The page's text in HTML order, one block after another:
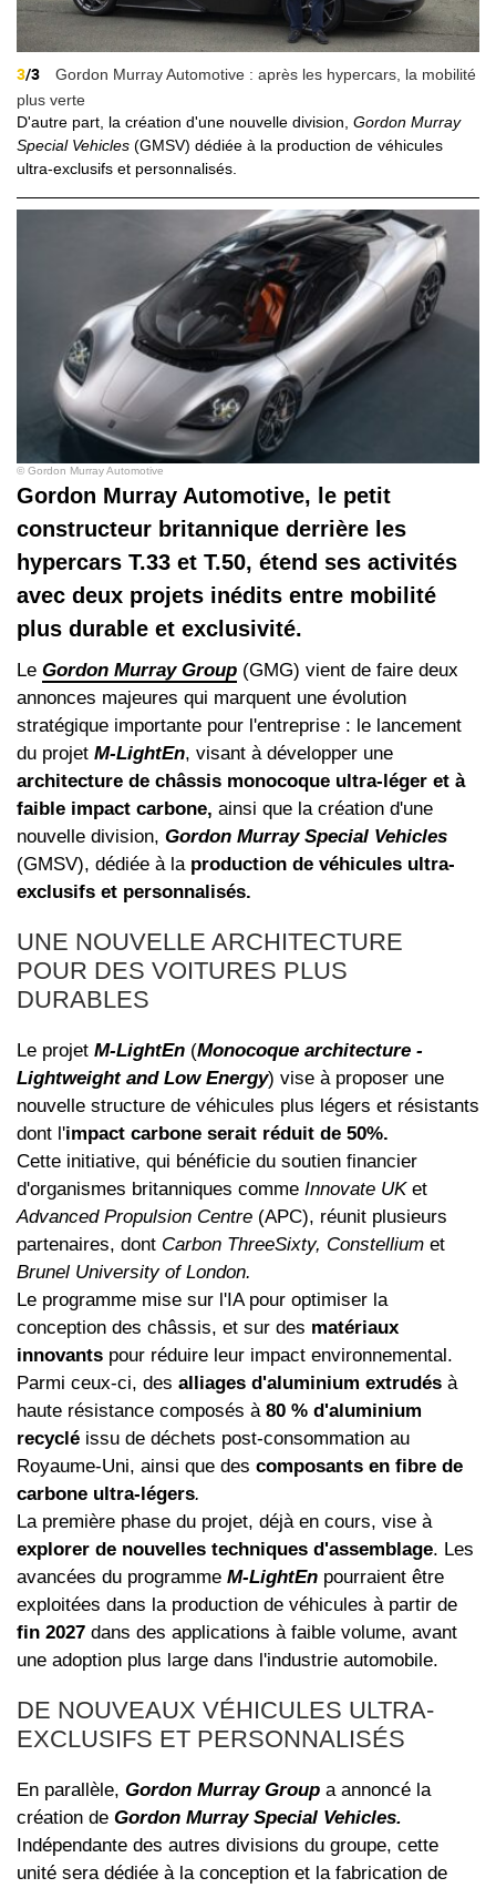
3/3
Gordon Murray Automotive : après les hypercars, la mobilité
plus verte
D'autre part, la création d'une nouvelle division, Gordon Murray
Special Vehicles (GMSV) dédiée à la production de véhicules
ultra-exclusifs et personnalisés.
© Gordon Murray Automotive
Gordon Murray Automotive, le petit
constructeur britannique derrière les
hypercars T.33 et T.50, étend ses activités
avec deux projets inédits entre mobilité
plus durable et exclusivité.
Le Gordon Murray Group (GMG) vient de faire deux
annonces majeures qui marquent une évolution
stratégique importante pour l'entreprise : le lancement
du projet M-LightEn, visant à développer une
architecture de châssis monocoque ultra-léger et à
faible impact carbone, ainsi que la création d'une
nouvelle division, Gordon Murray Special Vehicles
(GMSV), dédiée à la production de véhicules ultra-
exclusifs et personnalisés.
UNE NOUVELLE ARCHITECTURE
POUR DES VOITURES PLUS
DURABLES
Le projet M-LightEn (Monocoque architecture -
Lightweight and Low Energy) vise à proposer une
nouvelle structure de véhicules plus légers et résistants
dont l'impact carbone serait réduit de 50%.
Cette initiative, qui bénéficie du soutien financier
d'organismes britanniques comme Innovate UKet
Advanced Propulsion Centre (APC), réunit plusieurs
partenaires, dont Carbon ThreeSixty, Constellium et
Brunel University of London.
Le programme mise sur l'IA pour optimiser la
conception des châssis, et sur des matériaux
innovants pour réduire leur impact environnemental.
Parmi ceux-ci, des alliages d'aluminium extrudés à
haute résistance composés à 80 % d'aluminium
recyclé issu de déchets post-consommation au
Royaume-Uni, ainsi que des composants en fibre de
carbone ultra-légers.
La première phase du projet, déjà en cours, vise à
explorer de nouvelles techniques d'assemblage. Les
avancées du programme M-LightEn pourraient être
exploitées dans la production de véhicules à partir de
fin 2027 dans des applications à faible volume, avant
une adoption plus large dans l'industrie automobile.
DE NOUVEAUX VÉHICULES ULTRA-
EXCLUSIFS ET PERSONNALISÉS
En parallèle, Gordon Murray Group a annoncé la
création de Gordon Murray Special Vehicles.
Indépendante des autres divisions du groupe, cette
unité sera dédiée à la conception et la fabrication de